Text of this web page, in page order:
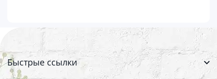
Быстрые ссылки